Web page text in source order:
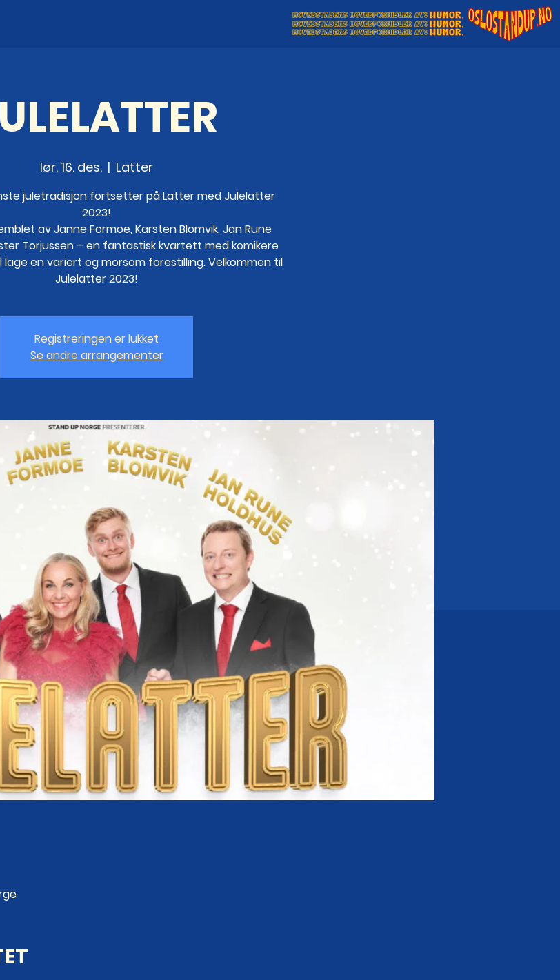
lør. 16. des.
  |
Latter
juletradisjon fortsetter på Latter med Julelatter
2023!
av Janne Formoe, Karsten Blomvik, Jan Rune
Torjussen – en fantastisk kvartett med komikere
en variert og morsom forestilling. Velkommen til
Julelatter 2023!
Registreringen er lukket
Se andre arrangementer